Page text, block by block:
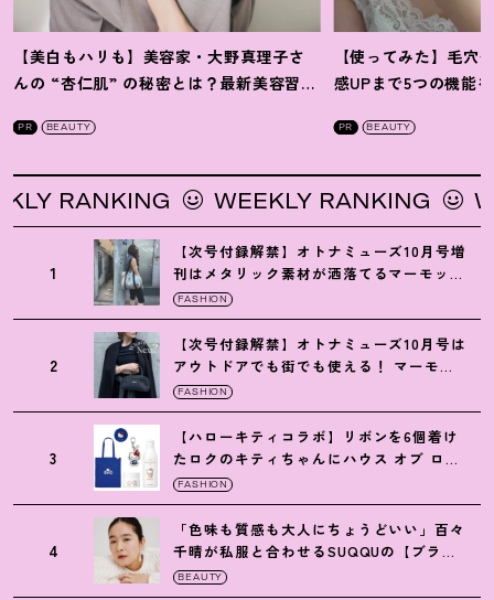
【美白もハリも】美容家・大野真理子さ
んの “杏仁肌” の秘密とは ？ 最新美容習慣
PR BEAUTY
【使ってみた】毛穴
感UPまで5つの機能
PR BEAUTY
WEEKLY RANKING
1
【次号付録解禁】オトナミューズ10月号増
刊はメタリック素材が洒落てるマーモット
の保冷バッグ
FASHION
2
【次号付録解禁】オトナミューズ10月号は
アウトドアでも街でも使える ！ マーモッ
トの黒ショルダー
FASHION
3
【ハローキティコラボ】リボンを6個着け
たロクのキティちゃんにハウス オブ ロー
ゼの限定パケも
FASHION
4
「色味も質感も大人にちょうどいい」百々
千晴が私服と合わせるSUQQUの【ブラー
リクイド リップ】6選
BEAUTY